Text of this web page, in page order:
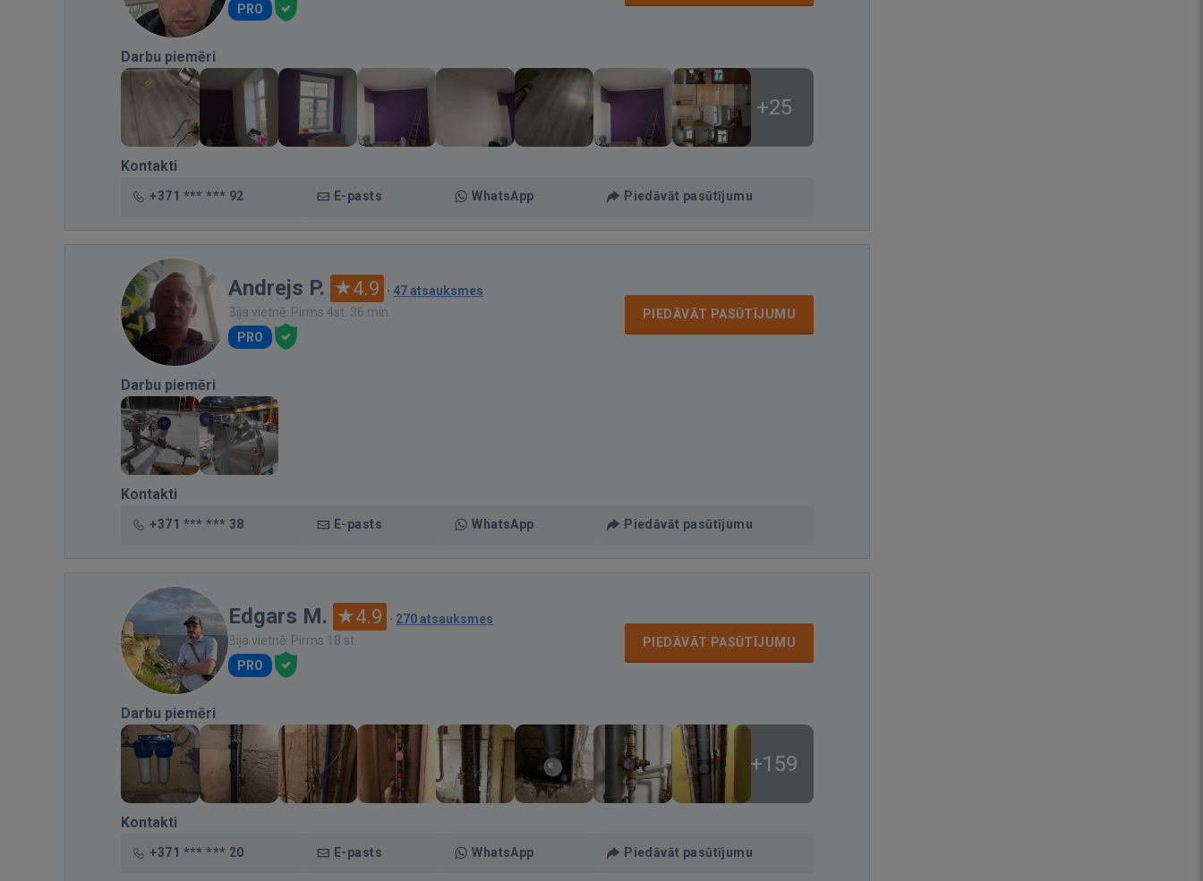
PRO
Darbu piemēri
+25
Kontakti
+371 *** *** 92 E-pasts WhatsApp Piedāvāt pasūtījumu
Andrejs P. 4.9 · 47 atsauksmes
Bija vietnē: Pirms 4st. 36 min.
PRO
PIEDĀVĀT PASŪTĪJUMU
Darbu piemēri
Kontakti
+371 *** *** 38 E-pasts WhatsApp Piedāvāt pasūtījumu
Edgars M. 4.9 · 270 atsauksmes
Bija vietnē: Pirms 18 st.
PRO
PIEDĀVĀT PASŪTĪJUMU
Darbu piemēri
+159
Kontakti
+371 *** *** 20 E-pasts WhatsApp Piedāvāt pasūtījumu